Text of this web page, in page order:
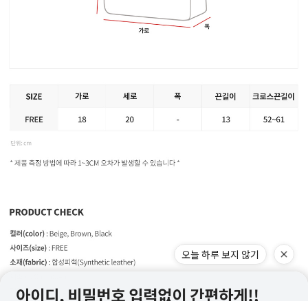
오늘 하루 보지 않기